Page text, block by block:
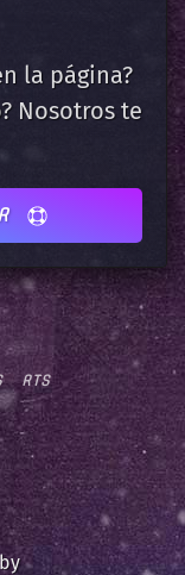
la página?
Nosotros te
RTS